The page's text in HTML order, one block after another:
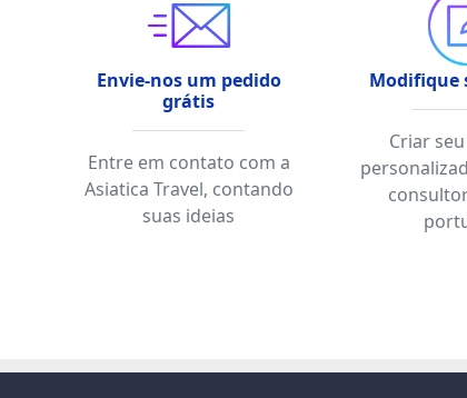
Envie-nos um pedido
grátis
Entre em contato com a
Asiatica Travel, contando
suas ideias
Modifique
Criar